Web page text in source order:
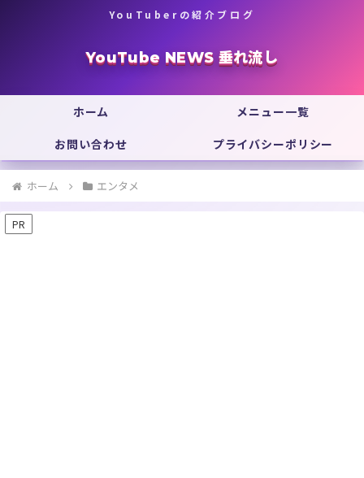
YouTuberの紹介ブログ
YouTube NEWS 垂れ流し
ホーム
メニュー一覧
お問い合わせ
プライバシーポリシー
ホーム エンタメ
PR